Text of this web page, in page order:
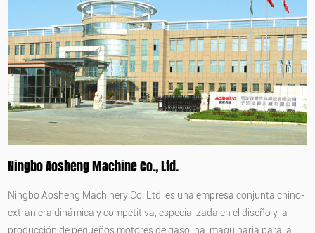
Ningbo Aosheng Machine Co., Ltd.
Ningbo Aosheng Machinery Co. Ltd. es una empresa conjunta chino-
extranjera dinámica y competitiva, especializada en el diseño y la
producción de pequeños motores de gasolina, maquinaria para la